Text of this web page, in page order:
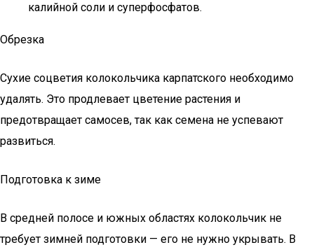
калийной соли и суперфосфатов.
Обрезка
Сухие соцветия колокольчика карпатского необходимо
удалять. Это продлевает цветение растения и
предотвращает самосев, так как семена не успевают
развиться.
Подготовка к зиме
В средней полосе и южных областях колокольчик не
требует зимней подготовки — его не нужно укрывать. В